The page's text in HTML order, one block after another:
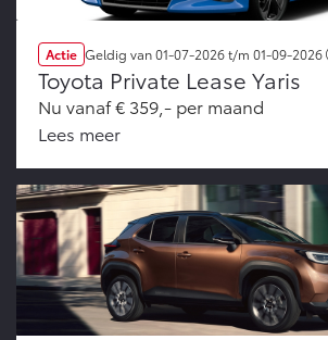
Actie Geldig van01-07-2026t/m 01-09-2026
Toyota Private Lease Yaris
Nu vanaf € 359,- per maand
Lees meer